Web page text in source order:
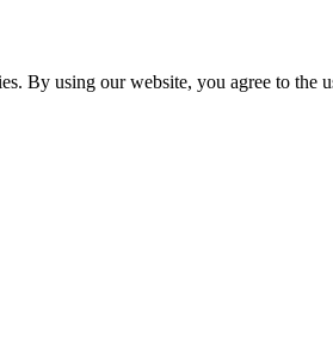
By using our website, you agree to the